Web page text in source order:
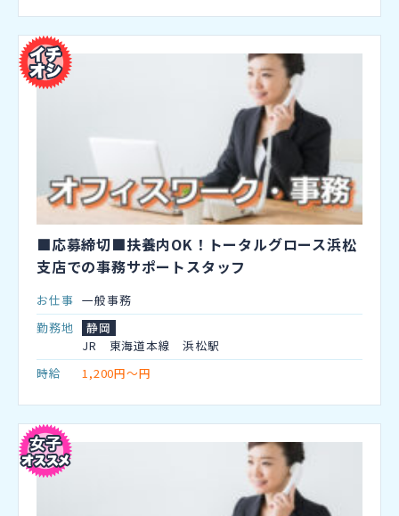
■応募締切■扶養内OK！トータルグロース浜松
支店での事務サポートスタッフ
お仕事 一般事務
勤務地
静岡
JR 東海道本線 浜松駅
時給
1,200円～円